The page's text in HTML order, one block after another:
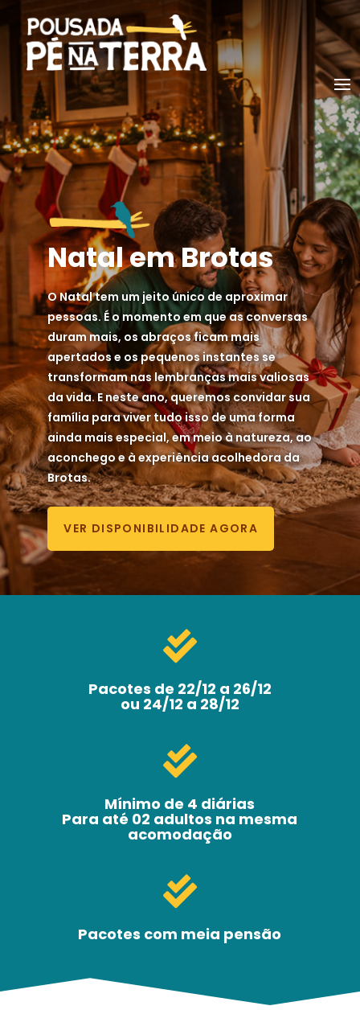
Natal em Brotas
O Natal tem um jeito único de aproximar
pessoas. É o momento em que as conversas
duram mais, os abraços ficam mais
apertados e os pequenos instantes se
transformam nas lembranças mais valiosas
da vida. E neste ano, queremos convidar sua
família para viver tudo isso de uma forma
ainda mais especial, em meio à natureza, ao
aconchego e à experiência acolhedora da
Brotas.
VER DISPONIBILIDADE AGORA

Pacotes de 22/12 a 26/12
ou 24/12 a 28/12

Mínimo de 4 diárias
Para até 02 adultos na mesma
acomodação

Pacotes com meia pensão